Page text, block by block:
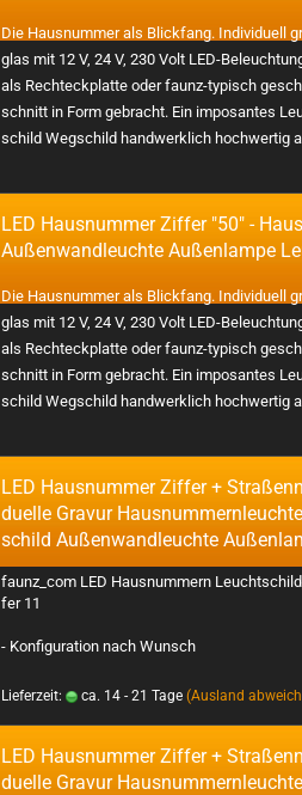
Die Haus­num­mer als Blick­fang. In­di­vi­du­ell
glas mit 12 V, 24 V, 230 Volt LED-​
als Recht­eck­plat­te oder faunz-​typisch
schnitt in Form ge­bracht. Ein im­po­san­tes
schild Weg­schild hand­werk­lich hoch­wer­tig
LED Haus­num­mer Zif­fer "50" -
Au­ßen­wand­leuch­te Au­ßen­lam­pe
Die Haus­num­mer als Blick­fang. In­di­vi­du­ell
glas mit 12 V, 24 V, 230 Volt LED-​
als Recht­eck­plat­te oder faunz-​typisch
schnitt in Form ge­bracht. Ein im­po­san­tes
schild Weg­schild hand­werk­lich hoch­wer­tig
LED Haus­num­mer Zif­fer +
du­el­le Gra­vur
schild Au­ßen­wand­leuch­te
faun­z_­com LED Haus­num­mern
fer 11
- Kon­fi­gu­ra­ti­on nach Wunsch
Lieferzeit: ca. 14 - 21 Tage (Ausland
LED Haus­num­mer Zif­fer +
du­el­le Gra­vur